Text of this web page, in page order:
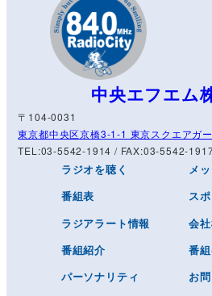
中央エフエム
〒104-0031
東京都中央区京橋3-1-1 東京スクエアガ
TEL:03-5542-1914 / FAX:03-5542-
ラジオを聴く
番組表
ラジアラート情報
番組紹介
パーソナリティ
メ
ス
会
番
お